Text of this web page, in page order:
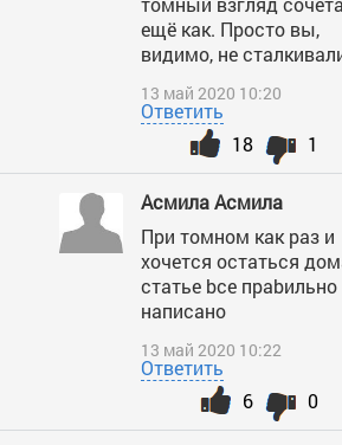
ещё как. Просто вы,
видимо, не
13 май 2020 10:20
Ответить
1
18
Асмила Асмила
При томном как раз и
хочется остаться
статье bсе праbильно
написано
13 май 2020 10:22
Ответить
0
6